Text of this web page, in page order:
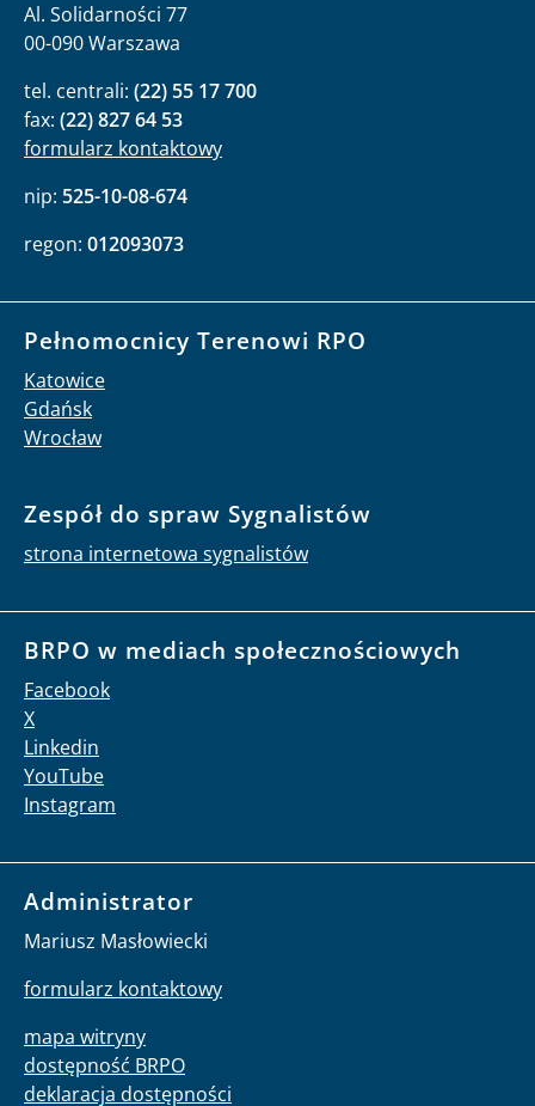
Al. Solidarności 77
00-090 Warszawa
tel. centrali: (22) 55 17 700
fax: (22) 827 64 53
formularz kontaktowy
nip: 525-10-08-674
regon: 012093073
Pełnomocnicy Terenowi RPO
Katowice
Gdańsk
Wrocław
Zespół do spraw Sygnalistów
strona internetowa sygnalistów
BRPO w mediach społecznościowych
Facebook
X
Linkedin
YouTube
Instagram
Administrator
Mariusz Masłowiecki
formularz kontaktowy
mapa witryny
dostępność BRPO
deklaracja dostępności